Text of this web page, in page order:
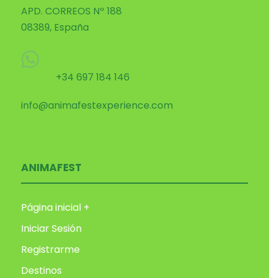
APD. CORREOS Nº 188
08389, España
+34 697 184 146
info@animafestexperience.com
ANIMAFEST
Página inicial +
Iniciar Sesión
Registrarme
Destinos